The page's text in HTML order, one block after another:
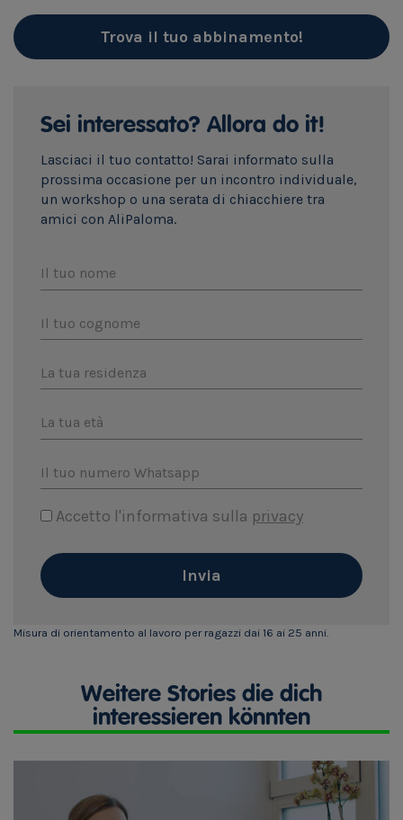
Trova il tuo abbinamento!
Sei interessato? Allora do it!
Lasciaci il tuo contatto! Sarai informato sulla
prossima occasione per un incontro individuale,
un workshop o una serata di chiacchiere tra
amici con AliPaloma.
Il tuo nome
Il tuo cognome
La tua residenza
La tua età
Il tuo numero Whatsapp
Accetto l'informativa sulla privacy
Invia
Misura di orientamento al lavoro per ragazzi dai 16 ai 25 anni.
Weitere Stories die dich
interessieren könnten